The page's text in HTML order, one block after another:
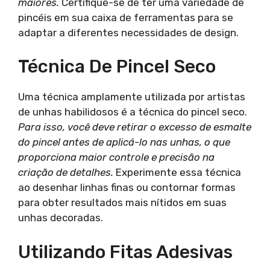
pincéis em sua caixa de ferramentas para se
adaptar a diferentes necessidades de design.
Técnica De Pincel Seco
Uma técnica amplamente utilizada por artistas
de unhas habilidosos é a técnica do pincel seco.
Para isso, você deve retirar o excesso de esmalte
do pincel antes de aplicá-lo nas unhas, o que
proporciona maior controle e precisão na
criação de detalhes. Experimente essa técnica
ao desenhar linhas finas ou contornar formas
para obter resultados mais nítidos em suas
unhas decoradas.
Utilizando Fitas Adesivas